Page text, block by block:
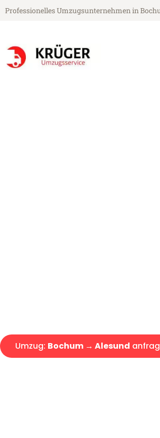
Professionelles Umzugsunternehmen in
Umzug: Bochum → Alesund